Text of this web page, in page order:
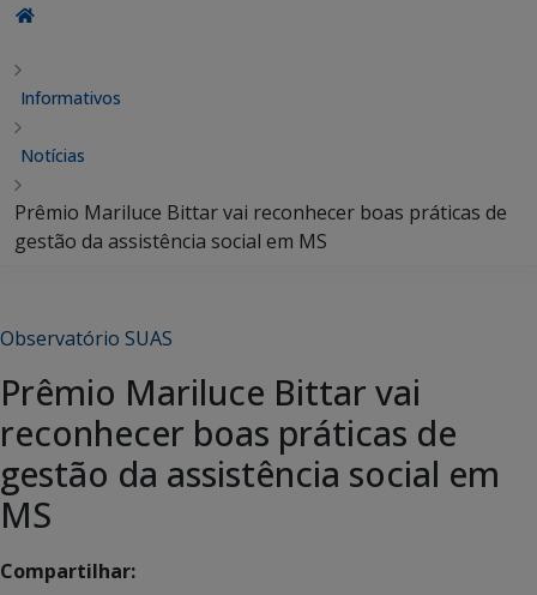
Informativos
Notícias
Prêmio Mariluce Bittar vai reconhecer boas práticas de
gestão da assistência social em MS
Observatório SUAS
Prêmio Mariluce Bittar vai
reconhecer boas práticas de
gestão da assistência social em
MS
Compartilhar: